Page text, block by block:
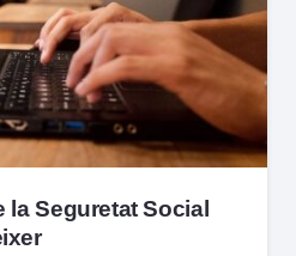
la Seguretat Social